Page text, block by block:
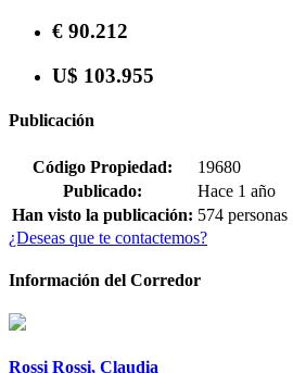
€ 90.212
U$ 103.955
Publicación
Código Propiedad:
19680
Publicado:
Hace 1 año
Han visto la publicación: 574 personas
¿Deseas que te contactemos?
Información del Corredor
Rossi Rossi, Claudia